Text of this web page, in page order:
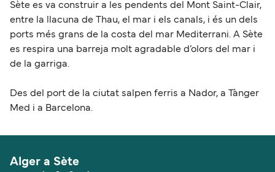
Sète es va construir a les pendents del Mont Saint-Clair,
entre la llacuna de Thau, el mar i els canals, i és un dels
ports més grans de la costa del mar Mediterrani. A Sète
es respira una barreja molt agradable d’olors del mar i
de la garriga.
Des del port de la ciutat salpen ferris a Nador, a Tànger
Med i a Barcelona.
Alger a Sète